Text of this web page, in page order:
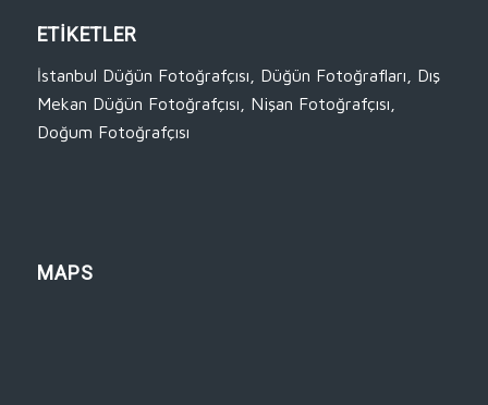
ETİKETLER
İstanbul Düğün Fotoğrafçısı Düğün Fotoğrafları
Dış
Mekan Düğün Fotoğrafçısı
Nişan Fotoğrafçısı
Doğum Fotoğrafçısı
MAPS